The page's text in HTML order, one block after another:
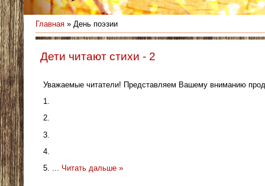
Главная » День поэзии
Дети читают стихи - 2
Уважаемые читатели! Представляем Вашему вниманию
1.
2.
3.
4.
5. ... Читать дальше »